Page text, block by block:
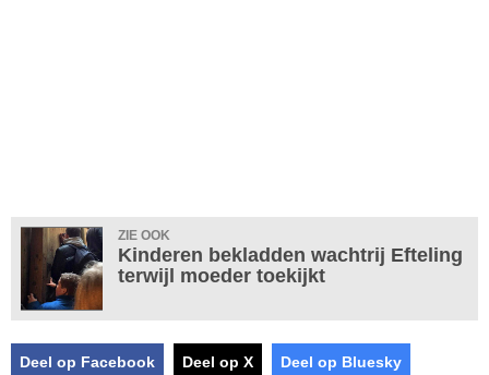
ZIE OOK
Kinderen bekladden wachtrij Efteling
terwijl moeder toekijkt
Deel op Facebook Deel op X Deel op Bluesky